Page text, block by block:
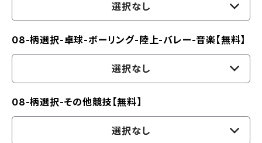
選択なし
08-柄選択-卓球-ボーリング-陸上-バレー-音楽【無料】
選択なし
08-柄選択-その他競技【無料】
選択なし